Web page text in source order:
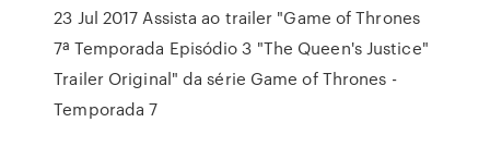
23 Jul 2017 Assista ao trailer "Game of Thrones
7ª Temporada Episódio 3 "The Queen's Justice"
Trailer Original" da série Game of Thrones -
Temporada 7